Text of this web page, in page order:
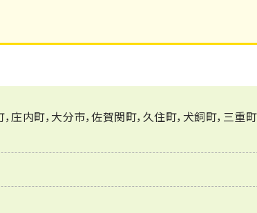
内町，大分市，佐賀関町，久住町，犬飼町，三重町